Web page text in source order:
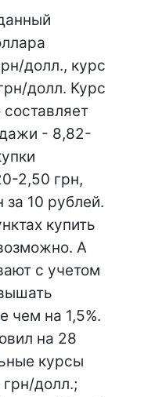
долл., курс
долл. Курс
- 8,82-
2,50 грн,
10 рублей.
купить
А
с учетом
чем на 1,5%.
на 28
курсы
долл.;